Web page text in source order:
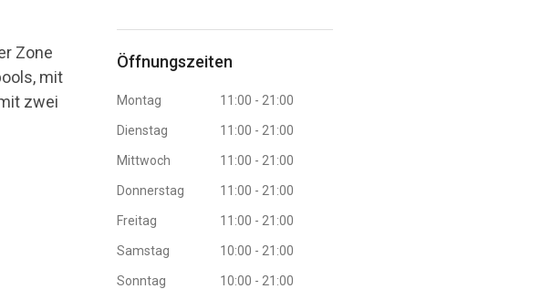
Zone
mit
zwei
Öffnungszeiten
Montag 11:00 - 21:00
Dienstag 11:00 - 21:00
Mittwoch 11:00 - 21:00
Donnerstag 11:00 - 21:00
Freitag 11:00 - 21:00
Samstag 10:00 - 21:00
Sonntag 10:00 - 21:00